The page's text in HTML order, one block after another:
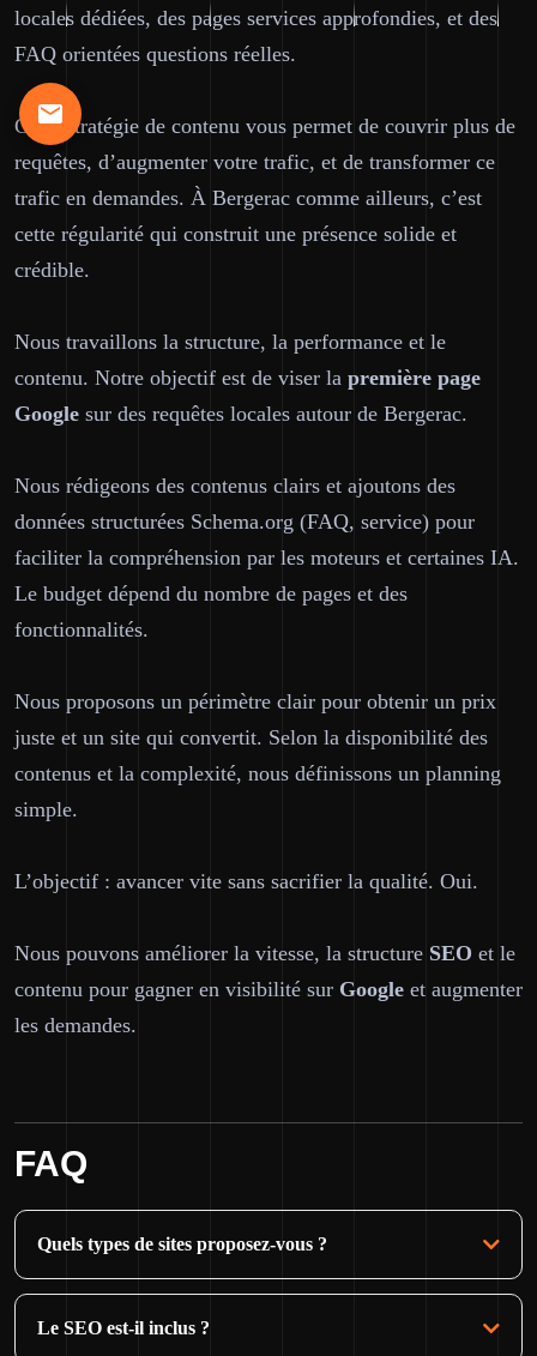
locales dédiées, des pages services approfondies, et des
FAQ orientées questions réelles.
Cette stratégie de contenu vous permet de couvrir plus de
requêtes, d’augmenter votre trafic, et de transformer ce
trafic en demandes. À Bergerac comme ailleurs, c’est
cette régularité qui construit une présence solide et
crédible.
Nous travaillons la structure, la performance et le
contenu. Notre objectif est de viser la première page
Google sur des requêtes locales autour de Bergerac.
Nous rédigeons des contenus clairs et ajoutons des
données structurées Schema.org (FAQ, service) pour
faciliter la compréhension par les moteurs et certaines IA.
Le budget dépend du nombre de pages et des
fonctionnalités.
Nous proposons un périmètre clair pour obtenir un prix
juste et un site qui convertit. Selon la disponibilité des
contenus et la complexité, nous définissons un planning
simple.
L’objectif : avancer vite sans sacrifier la qualité. Oui.
Nous pouvons améliorer la vitesse, la structure SEO et le
contenu pour gagner en visibilité sur Google et augmenter
les demandes.
FAQ
Quels types de sites proposez-vous ?
Le SEO est-il inclus ?